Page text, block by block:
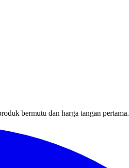
bermutu dan harga tangan pertama.